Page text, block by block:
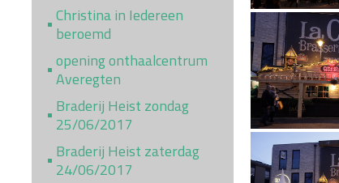
Christina in Iedereen
beroemd
opening onthaalcentrum
Averegten
Braderij Heist zondag
25/06/2017
Braderij Heist zaterdag
24/06/2017